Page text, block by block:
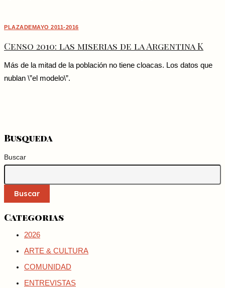
PLAZADEMAYO 2011-2016
Censo 2010: las miserias de la Argentina K
Más de la mitad de la población no tiene cloacas. Los datos que
nublan \”el modelo\”.
Busqueda
Buscar
Buscar
Categorias
2026
ARTE & CULTURA
COMUNIDAD
ENTREVISTAS